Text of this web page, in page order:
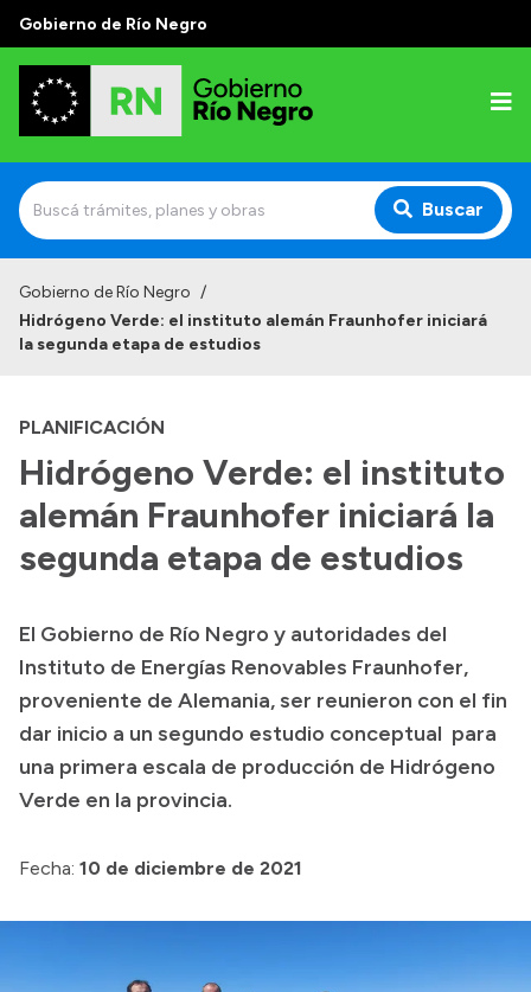
Gobierno de Río Negro
Buscar
Autoridades
Autoridades y Organismos
Discursos en la Legislatura
Casa de Gobierno
Acerca de Río Negro
Geografía
Invertí en Río Negro
Transparencia
Compras y licitaciones
Gobierno de Río Negro /
Hidrógeno Verde: el instituto alemán Fraunhofer iniciará
la segunda etapa de estudios
PLANIFICACIÓN
Hidrógeno Verde: el instituto
alemán Fraunhofer iniciará la
segunda etapa de estudios
El Gobierno de Río Negro y autoridades del
Instituto de Energías Renovables Fraunhofer,
proveniente de Alemania, ser reunieron con el fin
dar inicio a un segundo estudio conceptual para
una primera escala de producción de Hidrógeno
Verde en la provincia.
Fecha: 10 de diciembre de 2021